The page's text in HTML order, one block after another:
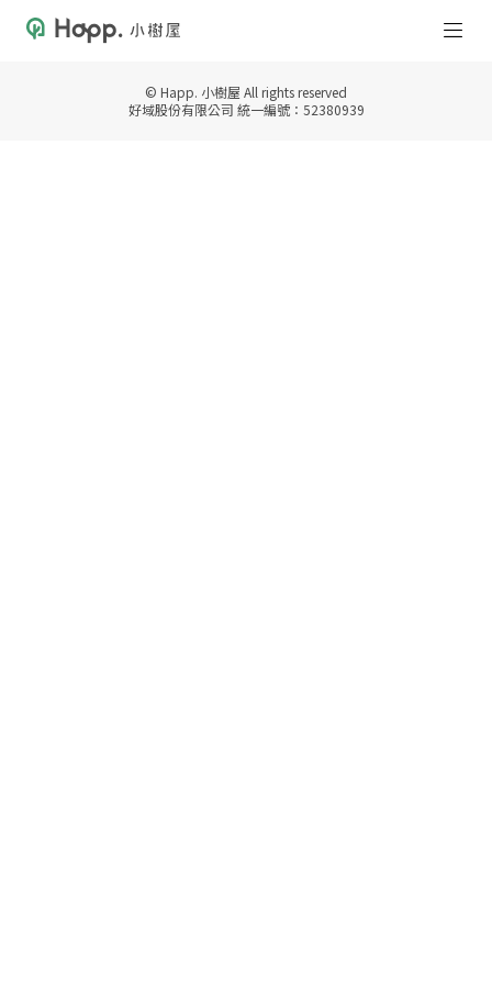
© Happ. 小樹屋 All rights reserved
好域股份有限公司 統一編號：52380939